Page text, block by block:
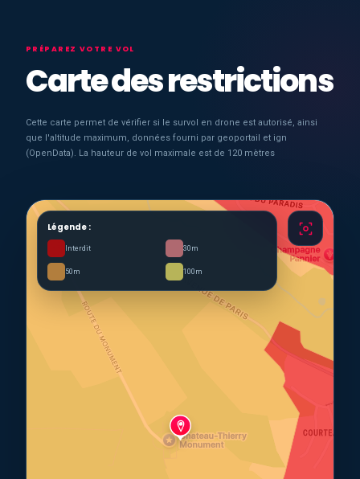
PRÉPAREZ VOTRE VOL
Carte des restrictions
Cette carte permet de vérifier si le survol en drone est autorisé, ainsi
que l'altitude maximum, données fourni par geoportail et ign
(OpenData). La hauteur de vol maximale est de 120 mètres
Légende :
Interdit 30m
50m 100m